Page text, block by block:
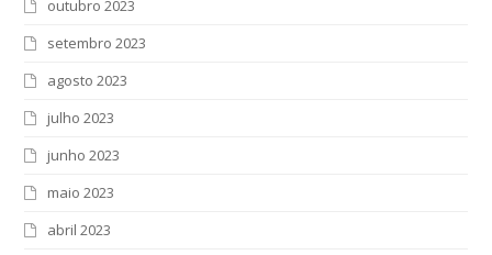
outubro 2023
setembro 2023
agosto 2023
julho 2023
junho 2023
maio 2023
abril 2023